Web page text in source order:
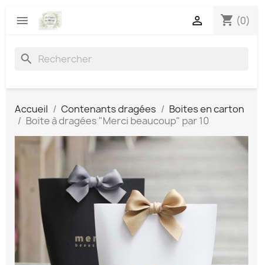
 shopping_cart (0)

search
Accueil Contenants dragées
Boites en carton
Boite à dragées "Merci beaucoup" par 10